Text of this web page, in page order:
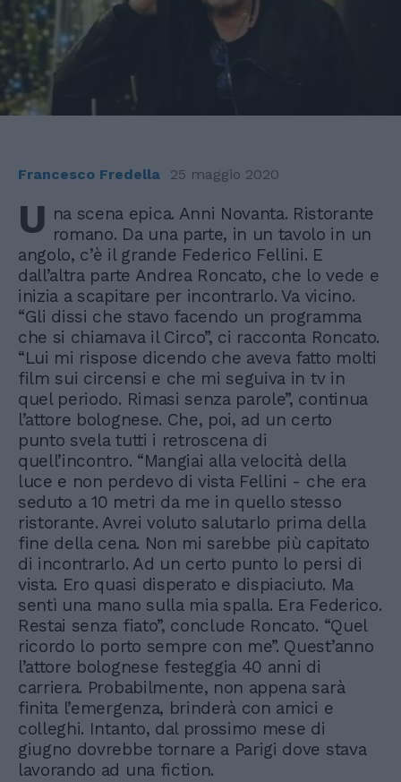
Francesco Fredella 25 maggio 2020
U na scena epica. Anni Novanta. Ristorante
romano. Da una parte, in un tavolo in un
angolo, c’è il grande Federico Fellini. E
dall’altra parte Andrea Roncato, che lo vede e
inizia a scapitare per incontrarlo. Va vicino.
“Gli dissi che stavo facendo un programma
che si chiamava il Circo”, ci racconta Roncato.
“Lui mi rispose dicendo che aveva fatto molti
film sui circensi e che mi seguiva in tv in
quel periodo. Rimasi senza parole”, continua
l’attore bolognese. Che, poi, ad un certo
punto svela tutti i retroscena di
quell’incontro. “Mangiai alla velocità della
luce e non perdevo di vista Fellini - che era
seduto a 10 metri da me in quello stesso
ristorante. Avrei voluto salutarlo prima della
fine della cena. Non mi sarebbe più capitato
di incontrarlo. Ad un certo punto lo persi di
vista. Ero quasi disperato e dispiaciuto. Ma
sentì una mano sulla mia spalla. Era Federico.
Restai senza fiato”, conclude Roncato. “Quel
ricordo lo porto sempre con me”. Quest’anno
l’attore bolognese festeggia 40 anni di
carriera. Probabilmente, non appena sarà
finita l’emergenza, brinderà con amici e
colleghi. Intanto, dal prossimo mese di
giugno dovrebbe tornare a Parigi dove stava
lavorando ad una fiction.